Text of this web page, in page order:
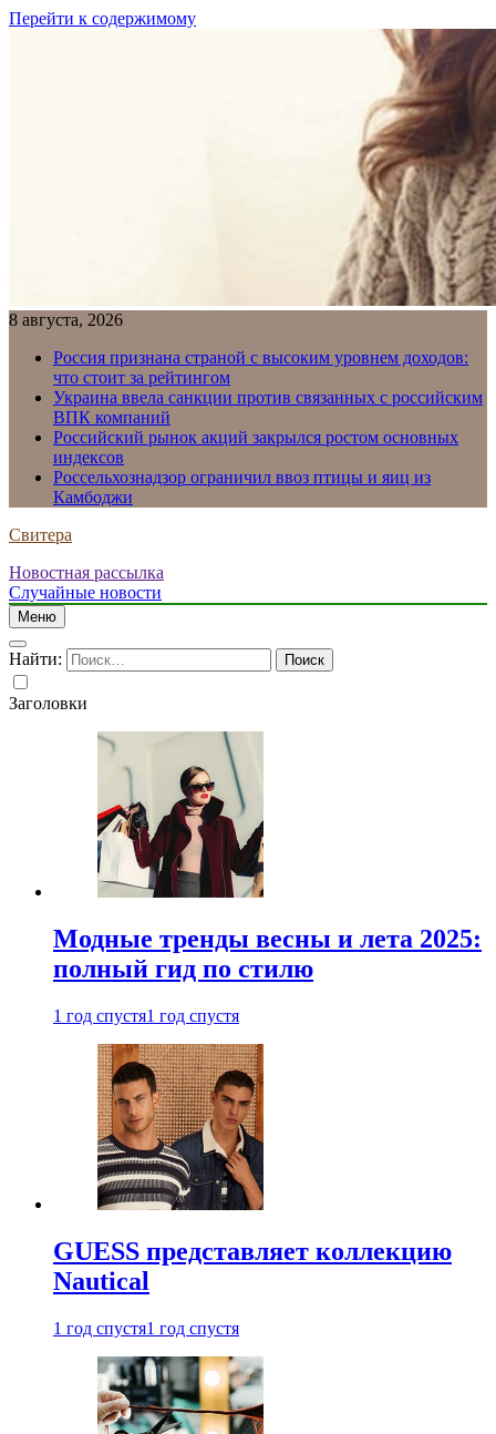
Перейти к содержимому
8 августа, 2026
Россия признана страной с высоким уровнем доходов:
что стоит за рейтингом
Украина ввела санкции против связанных с российским
ВПК компаний
Российский рынок акций закрылся ростом основных
индексов
Россельхознадзор ограничил ввоз птицы и яиц из
Камбоджи
Свитера
Новостная рассылка
Случайные новости
Меню
Найти:
Заголовки
Модные тренды весны и лета 2025:
полный гид по стилю
1 год спустя1 год спустя
GUESS представляет коллекцию
Nautical
1 год спустя1 год спустя